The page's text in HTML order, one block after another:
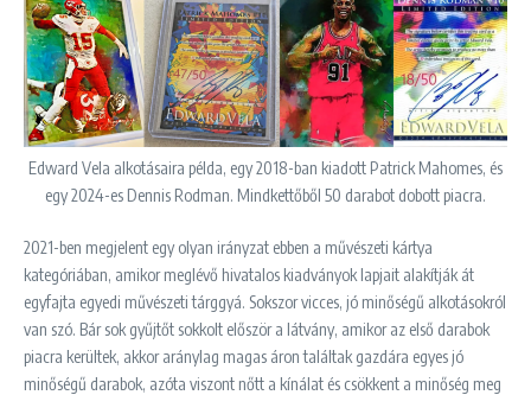
Edward Vela alkotásaira példa, egy 2018-ban kiadott Patrick Mahomes, és
egy 2024-es Dennis Rodman. Mindkettőből 50 darabot dobott piacra.
2021-ben megjelent egy olyan irányzat ebben a művészeti kártya
kategóriában, amikor meglévő hivatalos kiadványok lapjait alakítják át
egyfajta egyedi művészeti tárggyá. Sokszor vicces, jó minőségű alkotásokról
van szó. Bár sok gyűjtőt sokkolt először a látvány, amikor az első darabok
piacra kerültek, akkor aránylag magas áron találtak gazdára egyes jó
minőségű darabok, azóta viszont nőtt a kínálat és csökkent a minőség meg